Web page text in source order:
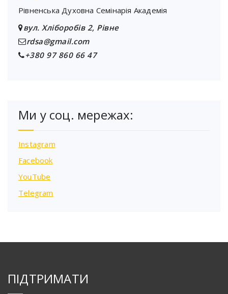
Рівненська Духовна Семінарія Академія
вул. Хліборобів 2, Рівне
rdsa@gmail.com
+380 97 860 66 47
Ми у соц. мережах:
Instagram
Facebook
YouTube
Telegram
ПІДТРИМАТИ